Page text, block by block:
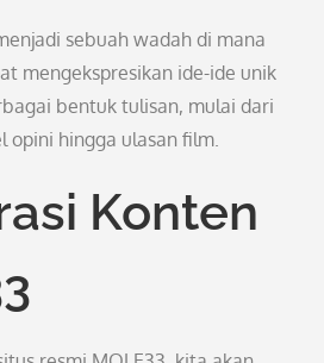
sebuah wadah di mana
mengekspresikan ide-ide unik
bentuk tulisan, mulai dari
opini hingga ulasan film.
Konten